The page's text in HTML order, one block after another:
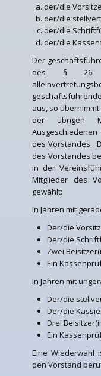
der/die
der/die
der/die
der/die
Der
des § 26
aus, so
der übrigen
des Vorstandes..
des Vorstandes
in der
Mitglieder des
gewählt:
In Jahren mit
Der/die
Der/die
Zwei
Ein
In Jahren mit
Der/die
Der/die
Drei
Ein
Eine Wiederwahl
den Vorstand